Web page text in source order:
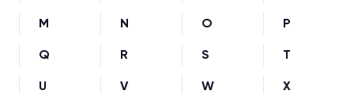
M N O P
Q R S T
U V W X